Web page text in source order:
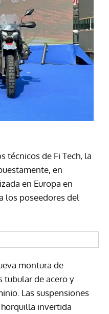
técnicos de Fi Tech, la
en
en Europa en
los poseedores del
montura de
tubular de acero y
Las suspensiones
invertida